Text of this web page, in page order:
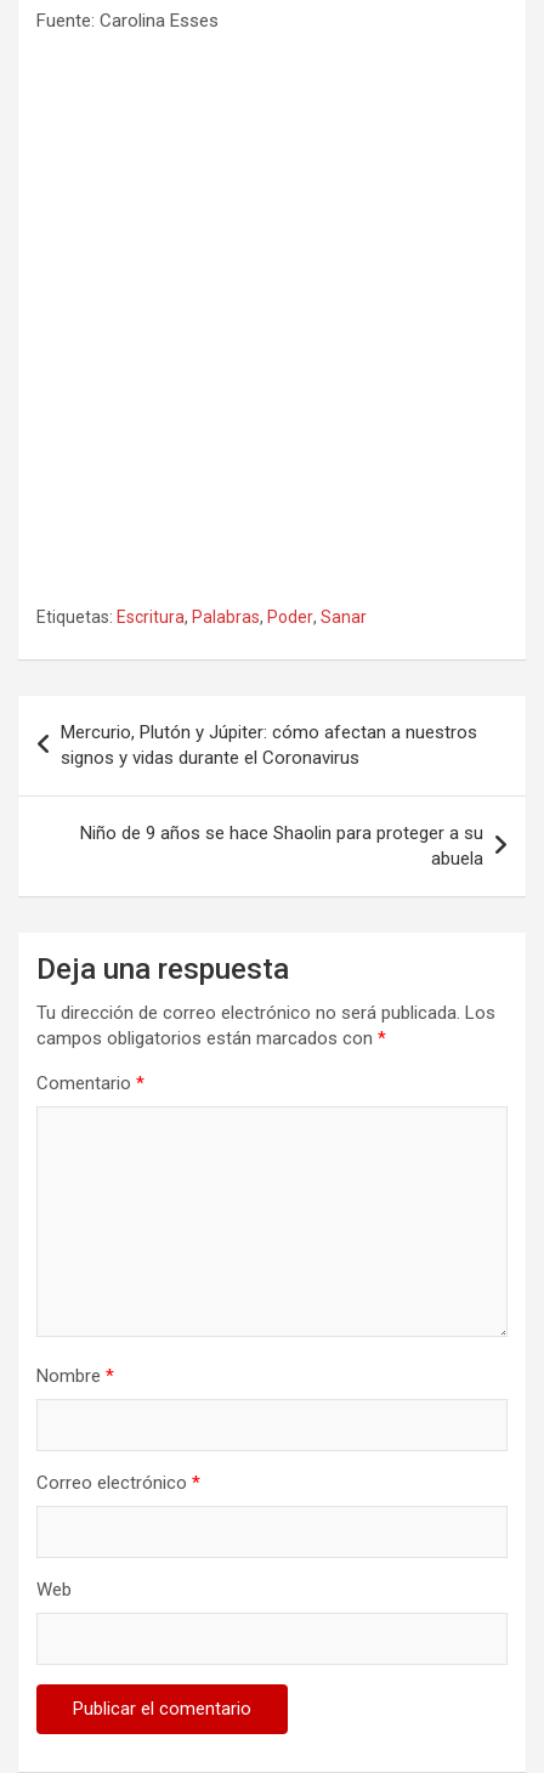
Fuente: Carolina Esses
Etiquetas: Escritura, Palabras, Poder, Sanar
de
entradas
Mercurio, Plutón y Júpiter: cómo afectan a nuestros
signos y vidas durante el Coronavirus
Niño de 9 años se hace Shaolin para proteger a su
abuela
Deja una respuesta
Tu dirección de correo electrónico no será publicada. Los
campos obligatorios están marcados con *
Comentario *
Nombre *
Correo electrónico *
Web